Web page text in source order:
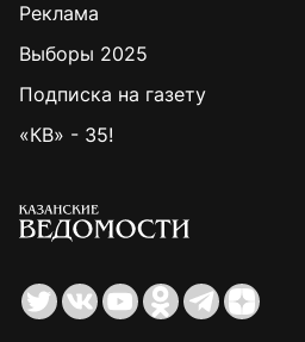
Реклама
Выборы 2025
Подписка на газету
«КВ» - 35!